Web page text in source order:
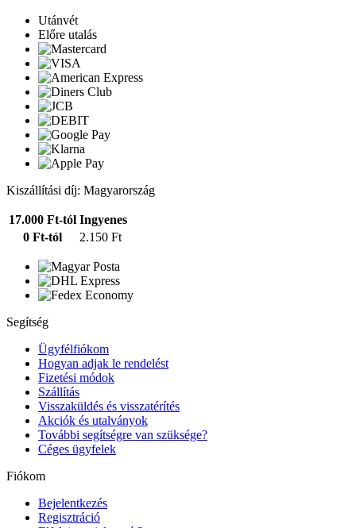
Utánvét
Előre utalás
Kiszállítási díj: Magyarország
17.000 Ft-tól Ingyenes
0 Ft-tól
2.150 Ft
Segítség
Ügyfélfiókom
Hogyan adjak le rendelést
Fizetési módok
Szállítás
Visszaküldés és visszatérítés
Akciók és utalványok
További segítségre van szüksége?
Céges ügyfelek
Fiókom
Bejelentkezés
Regisztráció